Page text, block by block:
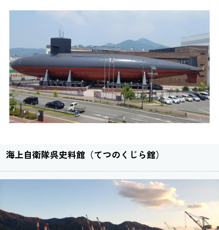
海上自衛隊呉史料館（てつのくじら館）